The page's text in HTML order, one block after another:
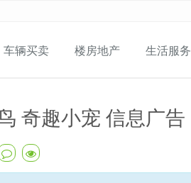
车辆买卖 楼房地产 生活服务
奇趣小宠 信息广告